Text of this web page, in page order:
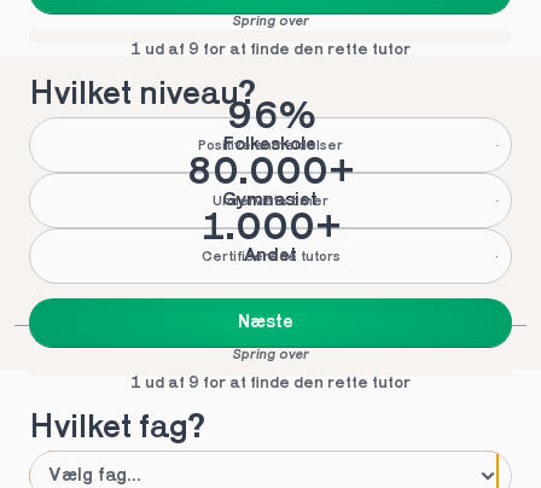
Spring over
1 ud af 9 for at finde den rette tutor
Hvilket niveau?
Folkeskole
Gymnasiet
Andet
Næste
Spring over
1 ud af 9 for at finde den rette tutor
Hvilket fag?
96%
Positive anmeldelser
80.000+
Underviste timer
1.000+
Certificerede tutors